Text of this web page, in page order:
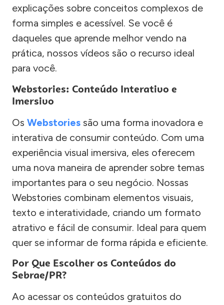
explicações sobre conceitos complexos de
forma simples e acessível. Se você é
daqueles que aprende melhor vendo na
prática, nossos vídeos são o recurso ideal
para você.
Webstories: Conteúdo Interativo e
Imersivo
Os Webstories são uma forma inovadora e
interativa de consumir conteúdo. Com uma
experiência visual imersiva, eles oferecem
uma nova maneira de aprender sobre temas
importantes para o seu negócio. Nossas
Webstories combinam elementos visuais,
texto e interatividade, criando um formato
atrativo e fácil de consumir. Ideal para quem
quer se informar de forma rápida e eficiente.
Por Que Escolher os Conteúdos do
Sebrae/PR?
Ao acessar os conteúdos gratuitos do